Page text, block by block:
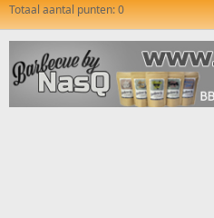
Totaal aantal punten: 0